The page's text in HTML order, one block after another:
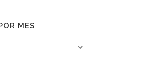
MES